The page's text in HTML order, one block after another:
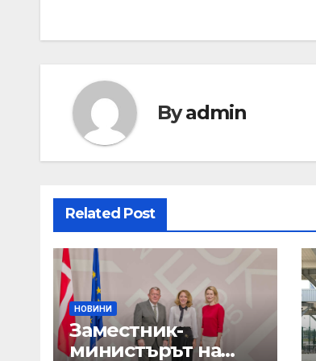
Byadmin
Related Post
НОВИНИ
Заместник-
министърът на